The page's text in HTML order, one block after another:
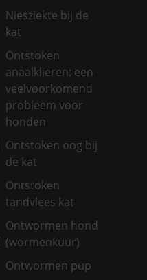
Niesziekte bij de
kat
Ontstoken
anaalklieren: een
veelvoorkomend
probleem voor
honden
Ontstoken oog bij
de kat
Ontstoken
tandvlees kat
Ontwormen hond
(wormenkuur)
Ontwormen pup